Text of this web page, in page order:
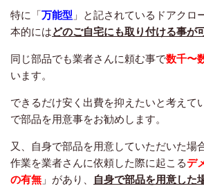
特に「万能型 」と記されているドアクロ
本的にはどのご自宅にも取り付ける事が
同じ部品でも業者さんに頼む事で数千〜
います。
できるだけ安く出費を抑えたいと考えて
で部品を用意事をお勧めします。
又、自身で部品を用意していただいた場
作業を業者さんに依頼した際に起こるデ
の有無 」があり、
自身で部品を用意した